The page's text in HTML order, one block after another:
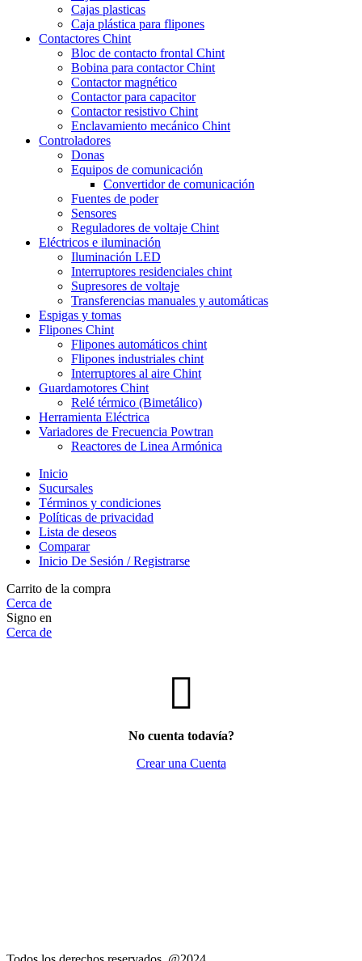
Cajas plasticas
Caja plástica para flipones
Contactores Chint
Bloc de contacto frontal Chint
Bobina para contactor Chint
Contactor magnético
Contactor para capacitor
Contactor resistivo Chint
Enclavamiento mecánico Chint
Controladores
Donas
Equipos de comunicación
Convertidor de comunicación
Fuentes de poder
Sensores
Reguladores de voltaje Chint
Eléctricos e iluminación
Iluminación LED
Interruptores residenciales chint
Supresores de voltaje
Transferencias manuales y automáticas
Espigas y tomas
Flipones Chint
Flipones automáticos chint
Flipones industriales chint
Interruptores al aire Chint
Guardamotores Chint
Relé térmico (Bimetálico)
Herramienta Eléctrica
Variadores de Frecuencia Powtran
Reactores de Linea Armónica
Inicio
Sucursales
Términos y condiciones
Políticas de privacidad
Lista de deseos
Comparar
Inicio De Sesión / Registrarse
Carrito de la compra
Cerca de
Signo en
Cerca de
No cuenta todavía?
Crear una Cuenta